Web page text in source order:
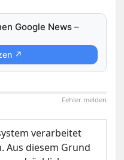
Google News –
↗
Fehler melden
verarbeitet
Aus diesem Grund